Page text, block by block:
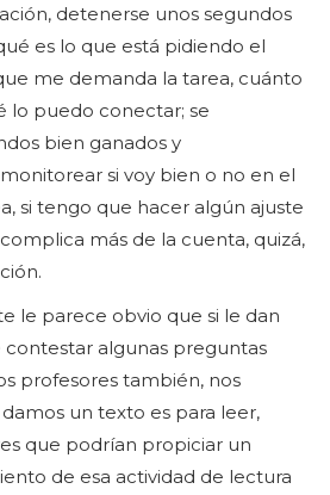
detenerse unos segundos
es lo que está pidiendo el
me demanda la tarea, cuánto
lo puedo conectar; se
bien ganados y
si voy bien o no en el
si tengo que hacer algún ajuste
más de la cuenta, quizá,
le parece obvio que si le dan
algunas preguntas
profesores también, nos
un texto es para leer,
que podrían propiciar un
de esa actividad de lectura